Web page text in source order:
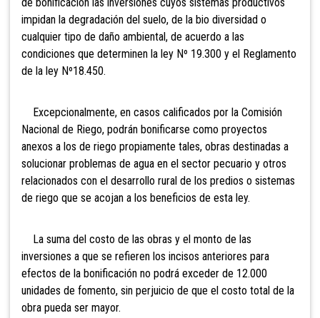
impidan la degradación del suelo, de la bio diversidad o
cualquier tipo de daño ambiental, de acuerdo a las
condiciones que determinen la ley Nº 19.300 y el Reglamento
de la ley Nº18.450.
Excepcionalmente, en casos calificados por la Comisión
Nacional de Riego, podrán bonificarse como proyectos
anexos a los de riego propiamente tales, obras destinadas a
solucionar problemas de agua en el sector pecuario y otros
relacionados con el desarrollo rural de los predios o sistemas
de riego que se acojan a los beneficios de esta ley.
La suma del costo de las obras y el monto de las
inversiones a que se refieren los incisos anteriores para
efectos de la bonificación no podrá exceder de 12.000
unidades de fomento, sin perjuicio de que el costo total de la
obra pueda ser mayor.